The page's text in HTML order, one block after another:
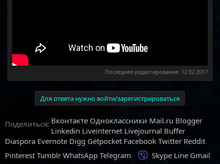
Последнее редактирование: 12.02.2017
Для ответа нужно войти/зарегистрироваться
Поделиться: Вконтакте Одноклассники Mail.ru Blogger
Linkedin Liveinternet Livejournal Buffer
Diaspora Evernote Digg Getpocket Facebook Twitter Reddit
Pinterest Tumblr WhatsApp Telegram Viber
Skype Line Gmail